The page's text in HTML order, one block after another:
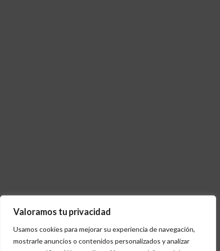
Valoramos tu privacidad
Usamos cookies para mejorar su experiencia de navegación,
mostrarle anuncios o contenidos personalizados y analizar